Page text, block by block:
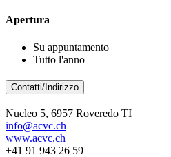
Apertura
Su appuntamento
Tutto l'anno
Contatti/Indirizzo
Nucleo 5, 6957 Roveredo TI
info@acvc.ch
www.acvc.ch
+41 91 943 26 59